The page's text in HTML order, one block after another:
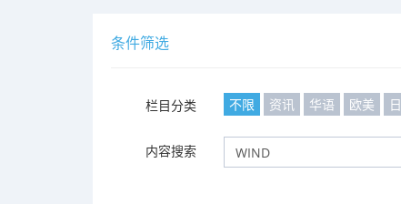
条件筛选
栏目分类 不限 资讯 华语 欧美
内容搜索